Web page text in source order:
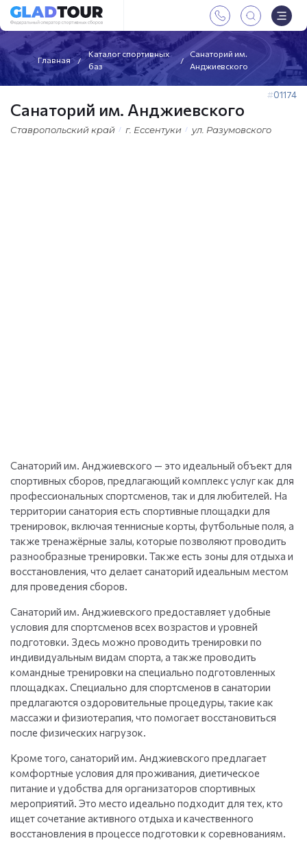
Главная
Каталог спортивных
баз
Санаторий им.
Анджиевского
01174
Санаторий им. Анджиевского
Ставропольский край г. Ессентуки ул. Разумовского
Санаторий им. Анджиевского — это идеальный объект для
спортивных сборов, предлагающий комплекс услуг как для
профессиональных спортсменов, так и для любителей. На
территории санатория есть спортивные площадки для
тренировок, включая теннисные корты, футбольные поля, а
также тренажёрные залы, которые позволяют проводить
разнообразные тренировки. Также есть зоны для отдыха и
восстановления, что делает санаторий идеальным местом
для проведения сборов.
Санаторий им. Анджиевского предоставляет удобные
условия для спортсменов всех возрастов и уровней
подготовки. Здесь можно проводить тренировки по
индивидуальным видам спорта, а также проводить
командные тренировки на специально подготовленных
площадках. Специально для спортсменов в санатории
предлагаются оздоровительные процедуры, такие как
массажи и физиотерапия, что помогает восстановиться
после физических нагрузок.
Кроме того, санаторий им. Анджиевского предлагает
комфортные условия для проживания, диетическое
питание и удобства для организаторов спортивных
мероприятий. Это место идеально подходит для тех, кто
ищет сочетание активного отдыха и качественного
восстановления в процессе подготовки к соревнованиям.